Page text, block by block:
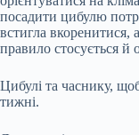
посадити цибулю
встигла вкоренитися,
правило стосується й
Цибулі та часнику,
тижні.